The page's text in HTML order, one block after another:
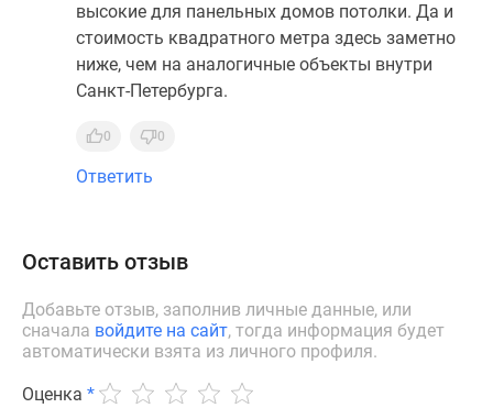
высокие для панельных домов потолки. Да и
стоимость квадратного метра здесь заметно
ниже, чем на аналогичные объекты внутри
Санкт-Петербурга.
0 0
Ответить
Оставить отзыв
Добавьте отзыв, заполнив личные данные, или
сначала войдите на сайт, тогда информация будет
автоматически взята из личного профиля.
Оценка *